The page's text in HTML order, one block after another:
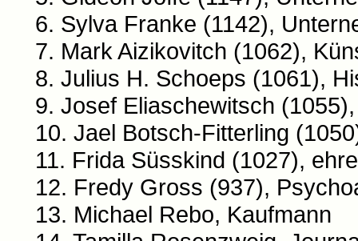
6. Sylva Franke (1142),
7. Mark Aizikovitch (1062),
8. Julius H. Schoeps (1061),
9. Josef Eliaschewitsch
10. Jael Botsch-Fitterling
11. Frida Süsskind (1027),
12. Fredy Gross (937),
13. Michael Rebo, Kaufmann